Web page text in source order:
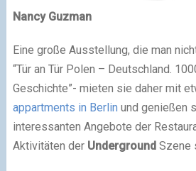
Nancy Guzman
Eine große Ausstellung, die man
“Tür an Tür Polen – Deutschland.
Geschichte”- mieten sie daher mit
appartments in Berlin und genießen
interessanten Angebote der
Aktivitäten der Underground Szene